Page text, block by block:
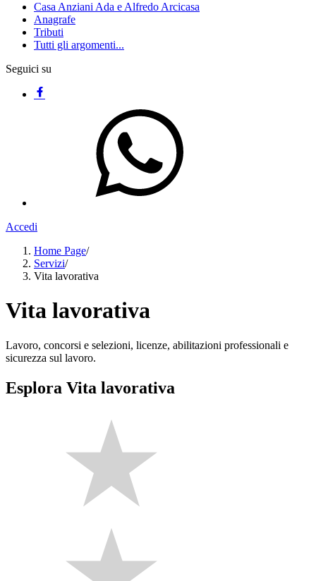
Casa Anziani Ada e Alfredo Arcicasa
Anagrafe
Tributi
Tutti gli argomenti...
Seguici su
Accedi
Home Page/
Servizi/
Vita lavorativa
Vita lavorativa
Lavoro, concorsi e selezioni, licenze, abilitazioni professionali e
sicurezza sul lavoro.
Esplora Vita lavorativa